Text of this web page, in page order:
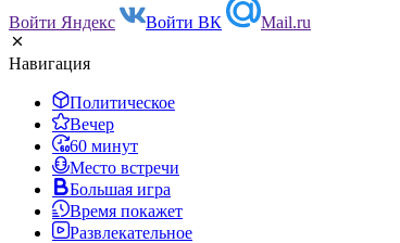
Войти Яндекс Войти ВК Mail.ru
Навигация
Политическое
Вечер
60 минут
Место встречи
Большая игра
Время покажет
Развлекательное